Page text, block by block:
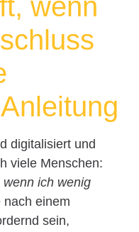
wenn
digitalisiert und
viele Menschen:
ich wenig
einem
sein,